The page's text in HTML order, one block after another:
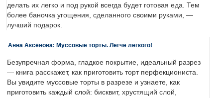
делать их легко и под рукой всегда будет готовая еда. Тем
более баночка угощения, сделанного своими руками, —
лучший подарок.
Анна Аксёнова: Муссовые торты. Легче легкого!
Безупречная форма, гладкое покрытие, идеальный разрез
— книга расскажет, как приготовить торт перфекциониста.
Вы увидите муссовые торты в разрезе и узнаете, как
приготовить каждый слой: бисквит, хрустящий слой,